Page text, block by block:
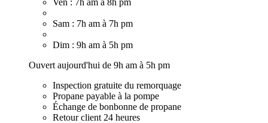
Sam : 7h am à 7h pm
Dim : 9h am à 5h pm
Ouvert aujourd'hui de 9h am à 5h pm
Inspection gratuite du remorquage
Propane payable à la pompe
Échange de bonbonne de propane
Retour client 24 heures